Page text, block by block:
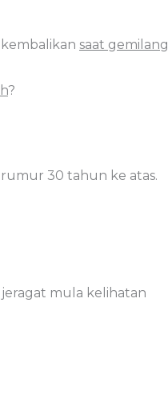
saat gemilang
?
30 tahun ke atas.
mula kelihatan